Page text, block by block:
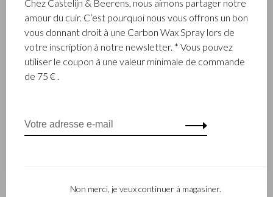
Opportunités d'affaires
Service client
Contact
Commande
Retours
Chez Castelijn & Beerens, nous aimons partager notre
amour du cuir. C’est pourquoi nous vous offrons un bon
vous donnant droit à une Carbon Wax Spray lors de
votre inscription à notre newsletter. * Vous pouvez
utiliser le coupon à une valeur minimale de commande
de 75 € .
Non merci, je veux continuer à magasiner.